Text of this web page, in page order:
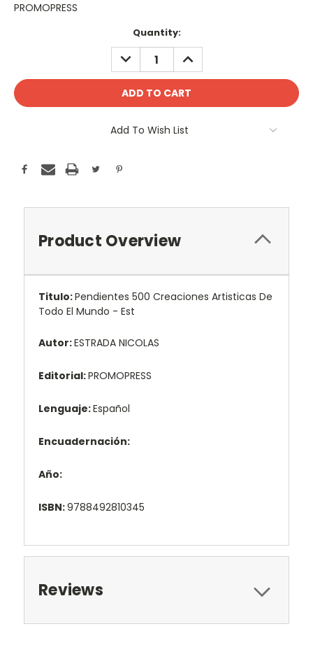
PROMOPRESS
Quantity:
DECREASE
QUANTITY:
INCREASE
QUANTITY:
Add To Wish List
Product Overview
Titulo:Pendientes 500 Creaciones Artisticas De
Todo El Mundo - Est
Autor:ESTRADA NICOLAS
Editorial:PROMOPRESS
Lenguaje:Español
Encuadernación:
Año:
ISBN:9788492810345
Reviews